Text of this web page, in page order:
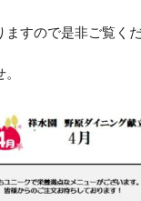
ますので是非ご覧く